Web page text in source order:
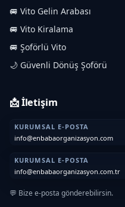
🚐 Vito Gelin Arabası
🚐 Vito Kiralama
🚐 Şoförlü Vito
🌙 Güvenli Dönüş Şoförü
📩 İletişim
KURUMSAL E-POSTA
info@enbabaorganizasyon.com
KURUMSAL E-POSTA
info@enbabaorganizasyon.com.tr
💬 Bize e-posta gönderebilirsin.